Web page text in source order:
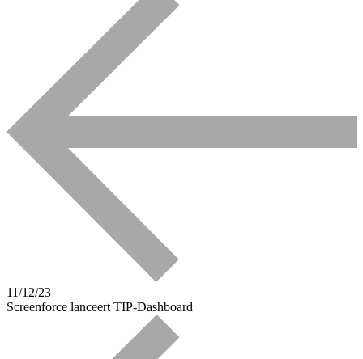
11/12/23
Screenforce lanceert TIP-Dashboard